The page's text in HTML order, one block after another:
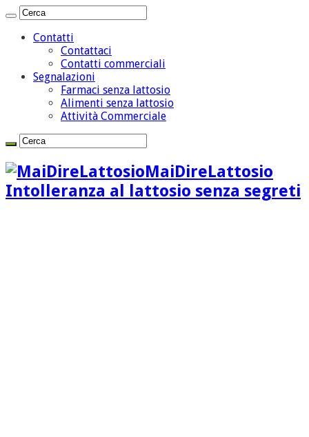
Contatti
Contattaci
Contatti commerciali
Segnalazioni
Farmaci senza lattosio
Alimenti senza lattosio
Attività Commerciale
MaiDireLattosio
Intolleranza al lattosio senza segreti